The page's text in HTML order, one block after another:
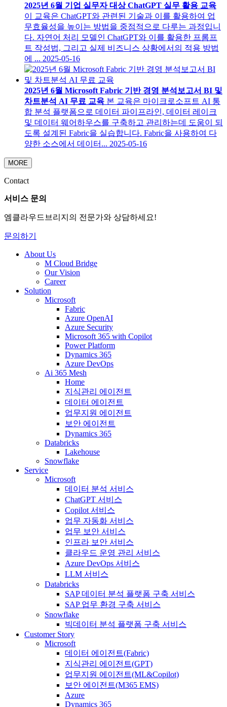
2025년 6월 기업 실무자 대상 ChatGPT 실무 활용 교육
이 교육은 ChatGPT와 관련된 기술과 이를 활용하여 업
무효율성을 높이는 방법을 중점적으로 다루는 과정입니
다. 자연어 처리 모델인 ChatGPT와 이를 활용한 프롬프
트 작성법, 그리고 실제 비즈니스 상황에서의 적용 방법
에 ... 2025-05-16
2025년 6월 Microsoft Fabric 기반 경영 분석보고서 BI 및
차트분석 AI 무료 교육 본 교육은 마이크로소프트 AI 통
합 분석 플랫폼으로 데이터 파이프라인, 데이터 레이크
및 데이터 웨어하우스를 구축하고 관리하는데 도움이 되
도록 설계된 Fabric을 실습합니다. Fabric을 사용하여 다
양한 소스에서 데이터... 2025-05-16
MORE
Contact
서비스 문의
엠클라우드브리지의 전문가와 상담하세요!
문의하기
About Us
M Cloud Bridge
Our Vision
Career
Solution
Microsoft
Fabric
Azure OpenAI
Azure Security
Microsoft 365 with Copilot
Power Platform
Dynamics 365
Azure DevOps
Ai 365 Mesh
Home
지식관리 에이전트
데이터 에이전트
업무지원 에이전트
보안 에이전트
Dynamics 365
Databricks
Lakehouse
Snowflake
Service
Microsoft
데이터 분석 서비스
ChatGPT 서비스
Copilot 서비스
업무 자동화 서비스
업무 보안 서비스
인프라 보안 서비스
클라우드 운영 관리 서비스
Azure DevOps 서비스
LLM 서비스
Databricks
SAP 데이터 분석 플랫폼 구축 서비스
SAP 업무 환경 구축 서비스
Snowflake
빅데이터 분석 플랫폼 구축 서비스
Customer Story
Microsoft
데이터 에이전트(Fabric)
지식관리 에이전트(GPT)
업무지원 에이전트(ML&Copilot)
보안 에이전트(M365 EMS)
Azure
Dynamics 365